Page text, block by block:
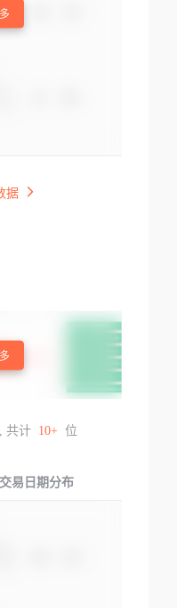
据
共计 10+ 位
交易日期分布